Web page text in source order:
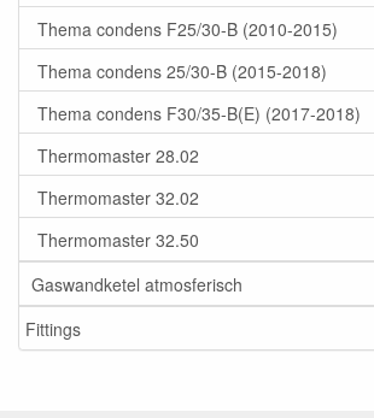
Thema condens F25/30-B (2010-2015)
Thema condens 25/30-B (2015-2018)
Thema condens F30/35-B(E) (2017-2018)
Thermomaster 28.02
Thermomaster 32.02
Thermomaster 32.50
Gaswandketel atmosferisch
Fittings